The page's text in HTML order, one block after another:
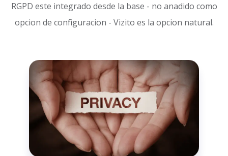
RGPD este integrado desde la base - no anadido como
opcion de configuracion - Vizito es la opcion natural.